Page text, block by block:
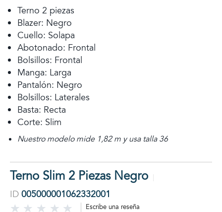
Terno 2 piezas
Blazer: Negro
Cuello: Solapa
Abotonado: Frontal
Bolsillos: Frontal
Manga: Larga
Pantalón: Negro
Bolsillos: Laterales
Basta: Recta
Corte: Slim
Nuestro modelo mide 1,82 m y usa talla 36
Terno Slim 2 Piezas Negro
ID 005000001062332001
Escribe una reseña